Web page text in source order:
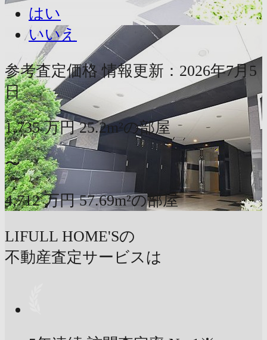
はい
いいえ
参考査定価格 情報更新：2026年7月5
日
1,735 万円 25.2m²の部屋
〜
4,712 万円 57.69m²の部屋
LIFULL HOME'Sの
不動産査定サービスは